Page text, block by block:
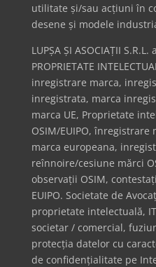
utilitate și/sau acțiuni în
desene și modele
LUPȘA ȘI ASOCIAȚII
PROPRIETATE
inregistrare marca,
inregistrata, marca
marca UE, Proprietate
OSIM/EUIPO,
marca europeana,
reînnoire/cesiune mărci
observații OSIM,
EUIPO. Societate de
proprietate intelectuală,
societar / comercial,
protecția datelor cu
de confidențialitate pe